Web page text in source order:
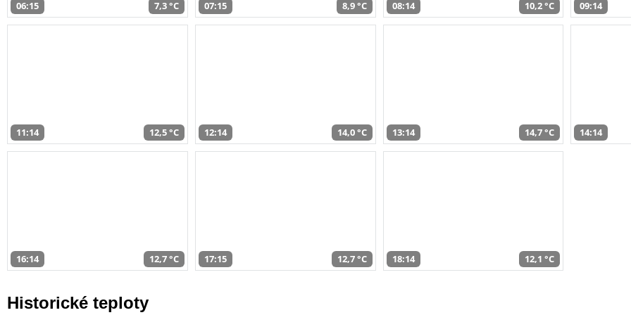
06:15 7,3 °C 07:15 8,9 °C 08:14 10,2 °C 09:14
11:14 12,5 °C 12:14 14,0 °C 13:14 14,7 °C 14:14
16:14 12,7 °C 17:15 12,7 °C 18:14 12,1 °C
Historické teploty